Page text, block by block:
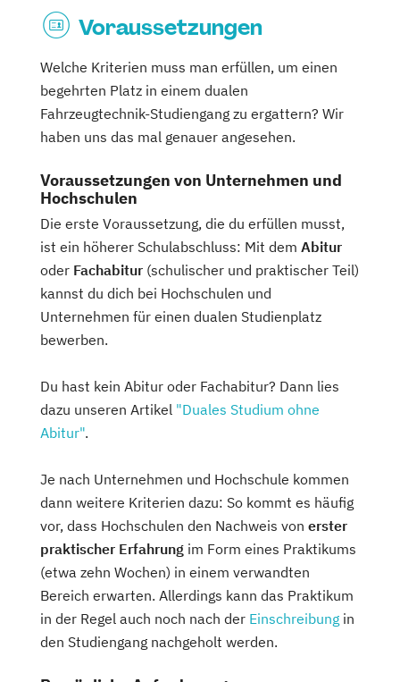
Voraussetzungen
Welche Kriterien muss man erfüllen, um einen
begehrten Platz in einem dualen
Fahrzeugtechnik-Studiengang zu ergattern? Wir
haben uns das mal genauer angesehen.
Voraussetzungen von Unternehmen und
Hochschulen
Die erste Voraussetzung, die du erfüllen musst,
ist ein höherer Schulabschluss: Mit dem Abitur
oder Fachabitur (schulischer und praktischer Teil)
kannst du dich bei Hochschulen und
Unternehmen für einen dualen Studienplatz
bewerben.
Du hast kein Abitur oder Fachabitur? Dann lies
dazu unseren Artikel "Duales Studium ohne
Abitur".
Je nach Unternehmen und Hochschule kommen
dann weitere Kriterien dazu: So kommt es häufig
vor, dass Hochschulen den Nachweis von erster
praktischer Erfahrung im Form eines Praktikums
(etwa zehn Wochen) in einem verwandten
Bereich erwarten. Allerdings kann das Praktikum
in der Regel auch noch nach der Einschreibung in
den Studiengang nachgeholt werden.